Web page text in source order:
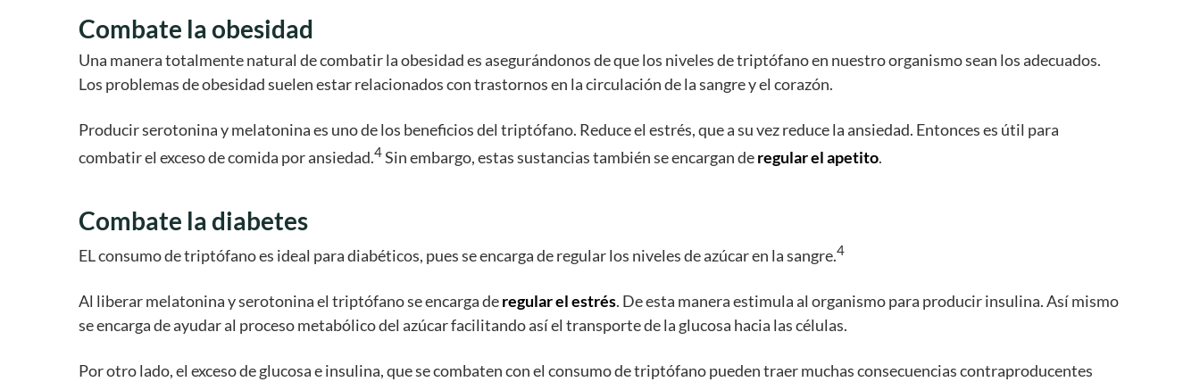
Combate la obesidad
Una manera totalmente natural de combatir la obesidad es asegurándonos de que los niveles de triptófano en nuestro organismo sean los adecuados.
Los problemas de obesidad suelen estar relacionados con trastornos en la circulación de la sangre y el corazón.
Producir serotonina y melatonina es uno de los beneficios del triptófano. Reduce el estrés, que a su vez reduce la ansiedad. Entonces es útil para
combatir el exceso de comida por ansiedad.4Sin embargo, estas sustancias también se encargan deregular el apetito.
Combate la diabetes
EL consumo de triptófano es ideal para diabéticos, pues se encarga de regular los niveles de azúcar en la sangre.4
Al liberar melatonina y serotonina el triptófano se encarga deregular el estrés. De esta manera estimula al organismo para producir insulina. Así mismo
se encarga de ayudar al proceso metabólico del azúcar facilitando así el transporte de la glucosa hacia las células.
Por otro lado, el exceso de glucosa e insulina, que se combaten con el consumo de triptófano pueden traer muchas consecuencias contraproducentes